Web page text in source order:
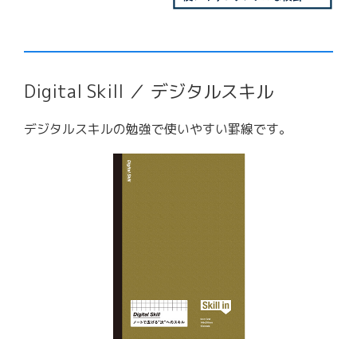
Digital Skill ／ デジタルスキル
デジタルスキルの勉強で使いやすい罫線です。